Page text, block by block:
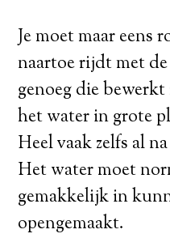
Je moet maar eens
naartoe rijdt met
genoeg die
het water in grote
Heel vaak zelfs al
Het water moet
gemakkelijk in
opengemaakt.